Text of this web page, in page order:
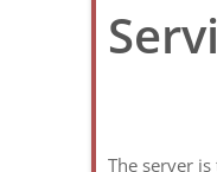
The server